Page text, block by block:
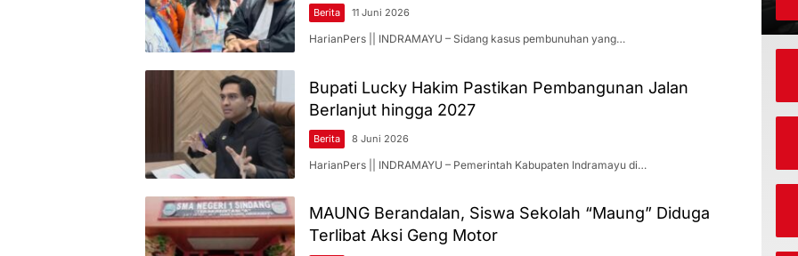
Berita 11 Juni 2026
HarianPers || INDRAMAYU – Sidang kasus pembunuhan yang…
Bupati Lucky Hakim Pastikan Pembangunan Jalan
Berlanjut hingga 2027
Berita 8 Juni 2026
HarianPers || INDRAMAYU – Pemerintah Kabupaten Indramayu di…
MAUNG Berandalan, Siswa Sekolah “Maung” Diduga
Terlibat Aksi Geng Motor